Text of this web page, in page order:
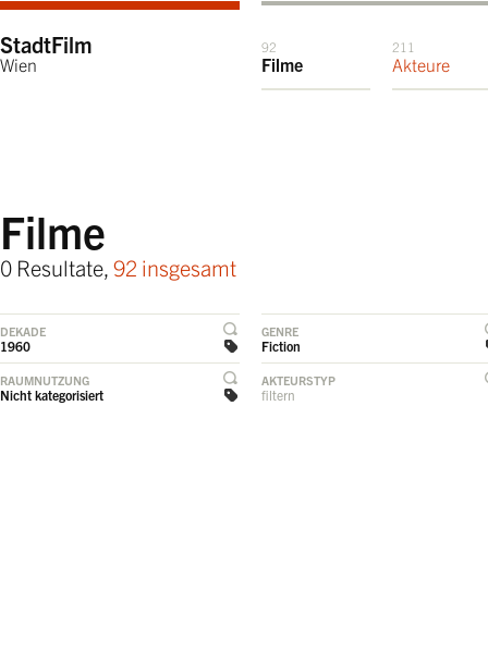
StadtFilm
Wien
92
Filme
211
Akteure
Filme
0 Resultate, 92 insgesamt
DEKADE
1960
GENRE
Fiction
RAUMNUTZUNG
Nicht kategorisiert
AKTEURSTYP
filtern